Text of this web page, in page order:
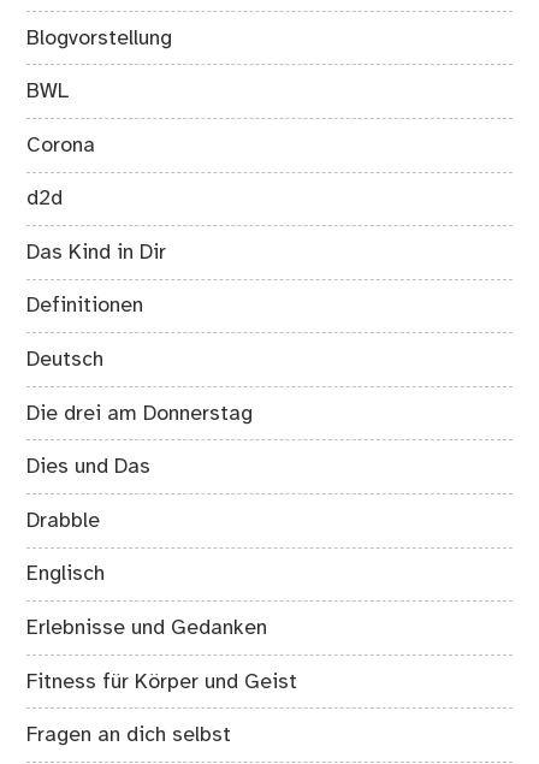
Blogvorstellung
BWL
Corona
d2d
Das Kind in Dir
Definitionen
Deutsch
Die drei am Donnerstag
Dies und Das
Drabble
Englisch
Erlebnisse und Gedanken
Fitness für Körper und Geist
Fragen an dich selbst